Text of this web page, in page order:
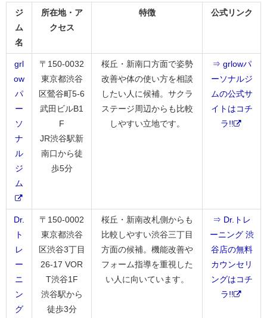
ジ
ム
名
所在地・ア
クセス
特徴 公式リンク
grl
ow
パ
ー
ソ
ナ
ル
ジ
ム
〒150-0032
東京都渋谷
区鶯谷町5-6
武田ビルB1
F
JR渋谷駅新
南口から徒
歩5分
桜丘・新南口方面で姿勢
改善や体の使い方を相談
したい人に候補。サクラ
ステージ周辺からも比較
しやすい立地です。
⇒ grlowパ
ーソナルジ
ムの公式サ
イトはコチ
ラ!!
Dr.
ト
レ
ー
ニ
ン
グ
〒150-0002
東京都渋谷
区渋谷3丁目
26-17 VOR
T渋谷1F
渋谷駅から
徒歩3分
桜丘・新南改札側からも
比較しやすい渋谷三丁目
方面の候補。機能改善や
フォーム指導を重視した
い人に向いています。
⇒ Dr.トレ
ーニング 渋
谷店の無料
カウンセリ
ングはコチ
ラ!!